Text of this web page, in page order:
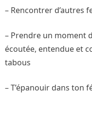
– Rencontrer d’autres
– Prendre un moment
écoutée, entendue et
tabous
– T’épanouir dans ton